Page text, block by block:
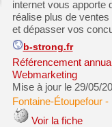
internet vous apporte
réalise plus de
et dépasser vos
b-strong.fr
Référencement
Webmarketing
Mise à jour le 29/05/
Fontaine-Étoupefour-
Voir la fiche